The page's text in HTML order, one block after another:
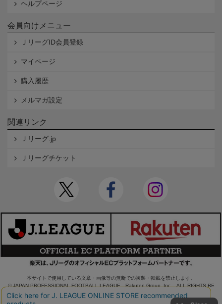
ヘルプページ
会員向けメニュー
ＪリーグID会員登録
マイページ
購入履歴
メルマガ設定
関連リンク
Ｊリーグ.jp
Ｊリーグチケット
本サイトで使用している文章・画像等の無断での複製・転載を禁止します。
© JAPAN PROFESSIONAL FOOTBALL LEAGUE Rakuten Group, Inc. ALL RIGHTS RE
SERVED.